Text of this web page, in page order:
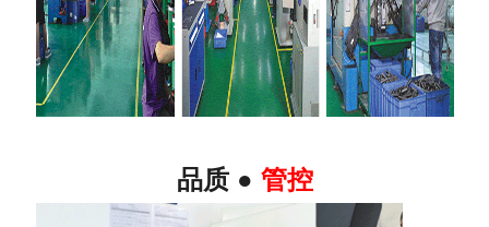
品质 ● 管控